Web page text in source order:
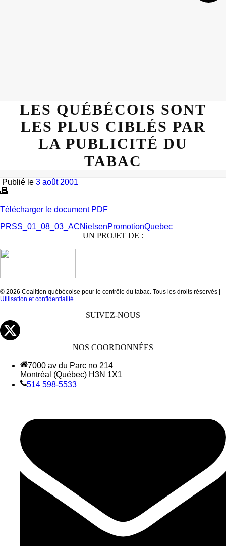
LES QUÉBÉCOIS SONT
LES PLUS CIBLÉS PAR
LA PUBLICITÉ DU
TABAC
Publié le 3 août 2001
Télécharger le document PDF
PRSS_01_08_03_ACNielsenPromotionQuebec
UN PROJET DE :
© 2026 Coalition québécoise pour le contrôle du tabac. Tous les droits réservés |
Utilisation et confidentialité
SUIVEZ-NOUS
NOS COORDONNÉES
7000 av du Parc no 214
Montréal (Québec) H3N 1X1
514 598-5533